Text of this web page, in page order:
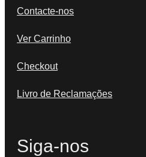
Contacte-nos
Ver Carrinho
Checkout
Livro de Reclamações
Siga-nos